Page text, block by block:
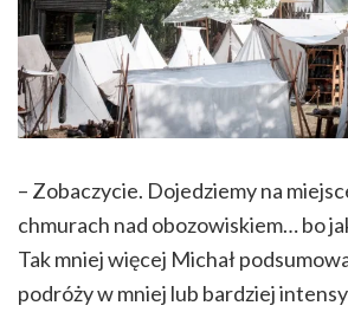
– Zobaczycie. Dojedziemy na
chmurach nad obozowiskiem… bo
Tak mniej więcej Michał
podróży w mniej lub bardziej